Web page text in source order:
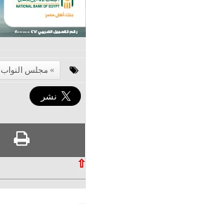
مجلس النواب
⇧